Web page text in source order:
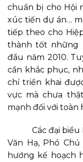
chuẩn bị cho Hội
xúc tiến dự án…
tiếp theo cho
thành tốt những
đầu năm 2010.
cần khắc phục,
chỉ triển khai
vực mà chưa
mạnh đối với toàn
Các đại biểu
Văn Hạ, Phó
hướng kế hoạch